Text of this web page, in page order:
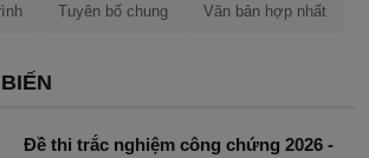
Tuyên bố chung Văn bản hợp nhất
Đề thi trắc nghiệm công chứng 2026 -